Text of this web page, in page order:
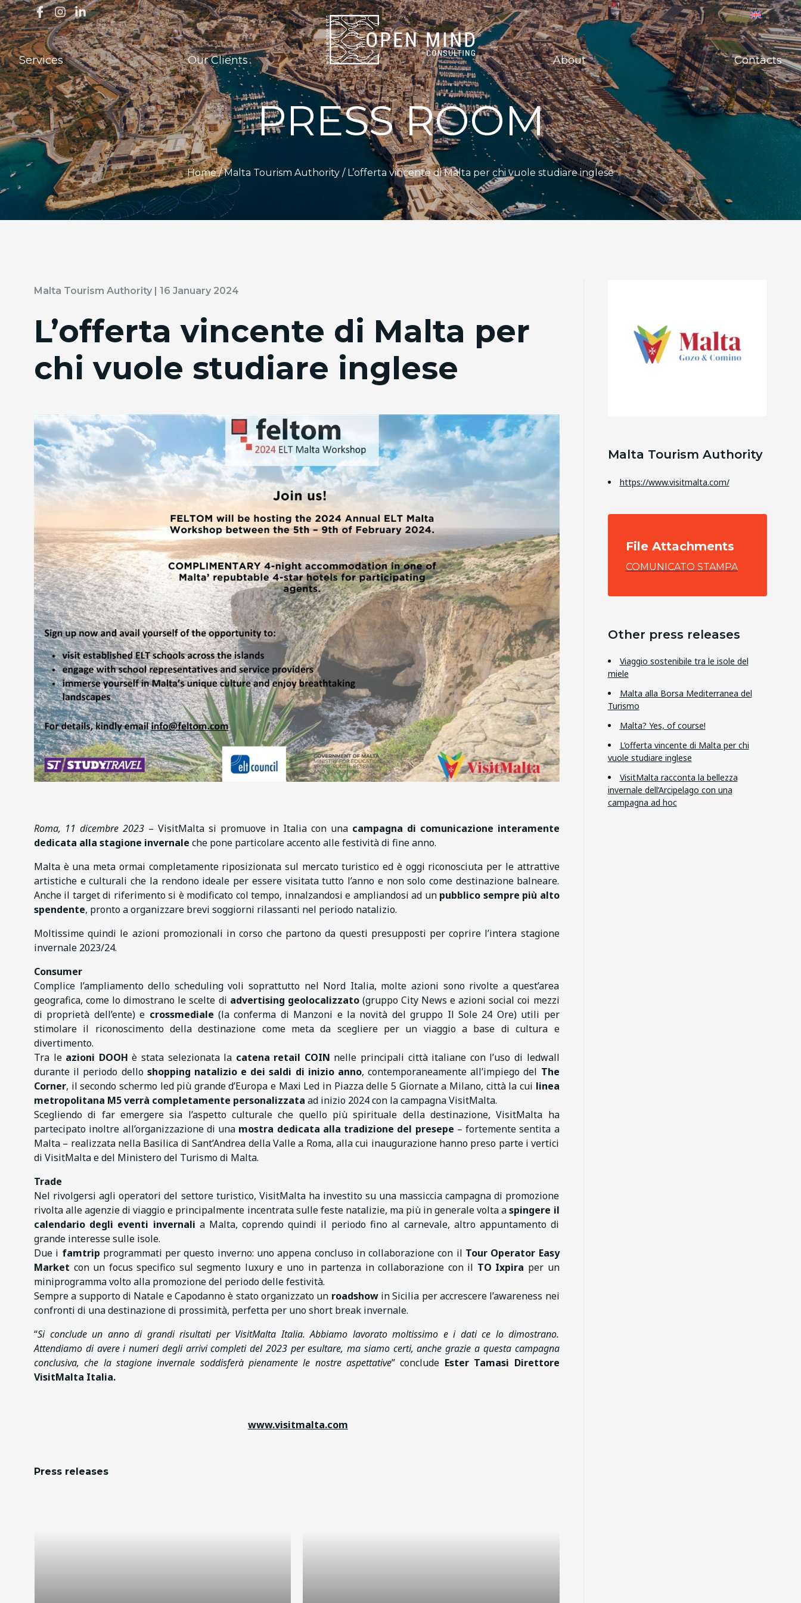
Services Our Clients About Contacts
PRESS ROOM
Home /Malta Tourism Authority / L’offerta vincente di Malta per chi vuole studiare inglese
Malta Tourism Authority | 16 January 2024
L’offerta vincente di Malta per
chi vuole studiare inglese
Roma, 11 dicembre 2023 – VisitMalta si promuove in Italia con una campagna di comunicazione interamente
dedicata alla stagione invernale che pone particolare accento alle festività di fine anno.
Malta è una meta ormai completamente riposizionata sul mercato turistico ed è oggi riconosciuta per le attrattive
artistiche e culturali che la rendono ideale per essere visitata tutto l’anno e non solo come destinazione balneare.
Anche il target di riferimento si è modificato col tempo, innalzandosi e ampliandosi ad un pubblico sempre più alto
spendente, pronto a organizzare brevi soggiorni rilassanti nel periodo natalizio.
Moltissime quindi le azioni promozionali in corso che partono da questi presupposti per coprire l’intera stagione
invernale 2023/24.
Consumer
Complice l’ampliamento dello scheduling voli soprattutto nel Nord Italia, molte azioni sono rivolte a quest’area
geografica, come lo dimostrano le scelte di advertising geolocalizzato(gruppo City News e azioni social coi mezzi
di proprietà dell’ente) e crossmediale (la conferma di Manzoni e la novità del gruppo Il Sole 24 Ore) utili per
stimolare il riconoscimento della destinazione come meta da scegliere per un viaggio a base di cultura e
divertimento.
Tra le azioni DOOH è stata selezionata la catena retail COIN nelle principali città italiane con l’uso di ledwall
durante il periodo dello shopping natalizio e dei saldi di inizio anno, contemporaneamente all’impiego del The
Corner, il secondo schermo led più grande d’Europa e Maxi Led in Piazza delle 5 Giornate a Milano, città la cui linea
metropolitana M5 verrà completamente personalizzata ad inizio 2024 con la campagna VisitMalta.
Scegliendo di far emergere sia l’aspetto culturale che quello più spirituale della destinazione, VisitMalta ha
partecipato inoltre all’organizzazione di una mostra dedicata alla tradizione del presepe – fortemente sentita a
Malta – realizzata nella Basilica di Sant’Andrea della Valle a Roma, alla cui inaugurazione hanno preso parte i vertici
di VisitMalta e del Ministero del Turismo di Malta.
Trade
Nel rivolgersi agli operatori del settore turistico, VisitMalta ha investito su una massiccia campagna di promozione
rivolta alle agenzie di viaggio e principalmente incentrata sulle feste natalizie, ma più in generale volta aspingere il
calendario degli eventi invernali a Malta, coprendo quindi il periodo fino al carnevale, altro appuntamento di
grande interesse sulle isole.
Due i famtrip programmati per questo inverno: uno appena concluso in collaborazione con il Tour Operator Easy
Market con un focus specifico sul segmento luxury e uno in partenza in collaborazione con il TO Ixpira per un
miniprogramma volto alla promozione del periodo delle festività.
Sempre a supporto di Natale e Capodanno è stato organizzato un roadshowin Sicilia per accrescere l’awareness nei
confronti di una destinazione di prossimità, perfetta per uno short break invernale.
“Si conclude un anno di grandi risultati per VisitMalta Italia. Abbiamo lavorato moltissimo e i dati ce lo dimostrano.
Attendiamo di avere i numeri degli arrivi completi del 2023 per esultare, ma siamo certi, anche grazie a questa campagna
conclusiva, che la stagione invernale soddisferà pienamente le nostre aspettative” conclude Ester Tamasi Direttore
VisitMalta Italia.
www.visitmalta.com
Press releases
Malta Tourism Authority
https://www.visitmalta.com/
File Attachments
COMUNICATO STAMPA
Other press releases
Viaggio sostenibile tra le isole del
miele
Malta alla Borsa Mediterranea del
Turismo
Malta? Yes, of course!
L’offerta vincente di Malta per chi
vuole studiare inglese
VisitMalta racconta la bellezza
invernale dell’Arcipelago con una
campagna ad hoc